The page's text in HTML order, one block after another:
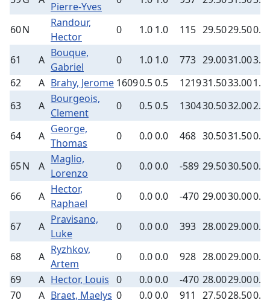
Pierre-Yves
60N
Randour,
Hector
0 1.0 1.0 115 29.5029.50
61 A
Bouque,
Gabriel
0 1.0 1.0 773 29.0031.00
62
A Brahy, Jerome 16090.50.5 121931.5033.00
63
A
Bourgeois,
Clement
0 0.50.5 130430.5032.00
64 A
George,
Thomas
0 0.00.0 468 30.5031.50
65N A
Maglio,
Lorenzo
0 0.00.0 -589 29.5030.50
66 A
Hector,
Raphael
0 0.00.0 -470 29.0030.00
67 A
Pravisano,
Luke
0 0.00.0 393 28.0029.00
68 A
Ryzhkov,
Artem
0 0.00.0 928 28.0029.00
69
A Hector, Louis 0 0.00.0 -470 28.0029.00
70
A Braet, Maelys 0 0.00.0 911 27.5028.50